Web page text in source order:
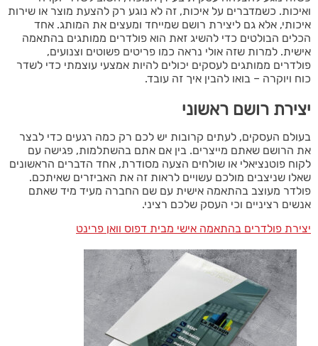
ואיכות. כשמדברים על איכות, זה לא נוגע רק להצעת מוצר או שירות
איכותי, אלא גם ליצירת רושם שמייחד ומעצים את המותג. אחד
הכלים הבולטים כדי להשיג זאת הוא פולדרים ממותגים בהתאמה
אישית. למרות שזה אולי נראה כמו פריטים פשוטים וצנועים,
פולדרים ממותגים לעסקים יכולים להיות אמצעי עוצמתי כדי לשדר
כוח ויוקרה – בואו להבין איך זה עובד.
יצירת רושם ראשוני
בעולם העסקים, לעתים קרובות יש לכם רק כמה רגעים כדי לבצר
את הרושם שאתם מייצרים. בין אם אתם בהשתלמות, פגישה עם
לקוח פוטנציאלי או שולחים הצעה מסודרת, אחד הדברים הראשונים
שאלו שניצבים מולכם עשויים לראות זה את האביזרים שאיתכם.
פולדר מעוצב בהתאמה אישית עם שם החברה מעיד מיד שאתם
אנשים רציניים וכי העסק שלכם רציני.
יצירת פולדרים בהתאמה אישי מבית דפוס וואן פרינט